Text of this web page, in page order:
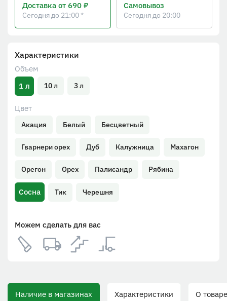
Характеристики
Объем
1 л
10 л 3 л
Цвет
Акация Белый Бесцветный
Гварнери орех Дуб Калужница Махагон
Орегон Орех Палисандр Рябина
Сосна Тик Черешня
Можем сделать для вас
Доставка от 690 ₽
Сегодня до 21:00 *
Самовывоз
Сегодня до 20:00
Наличие в магазинах Характеристики О товаре